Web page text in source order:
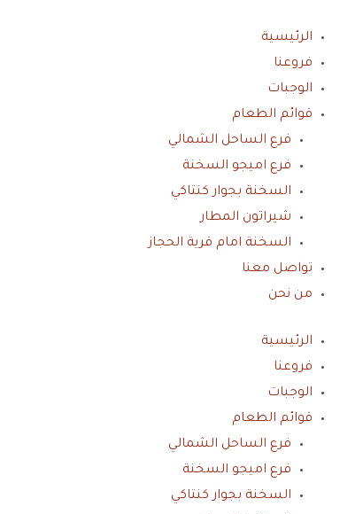
المحتوى
الرئيسية
فروعنا
الوجبات
قوائم الطعام
فرع الساحل الشمالي
فرع اميجو السخنة
السخنة بجوار كنتاكي
شيراتون المطار
السخنة امام قرية الحجاز
تواصل معنا
من نحن
الرئيسية
فروعنا
الوجبات
قوائم الطعام
فرع الساحل الشمالي
فرع اميجو السخنة
السخنة بجوار كنتاكي